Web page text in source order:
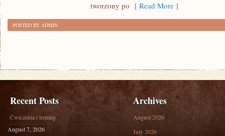
tworzony po [ Read More ]
POSTED BY ADMIN
Recent Posts
Ćwiczenia i trening
August 7, 2026
Archives
August 2026
July 2026